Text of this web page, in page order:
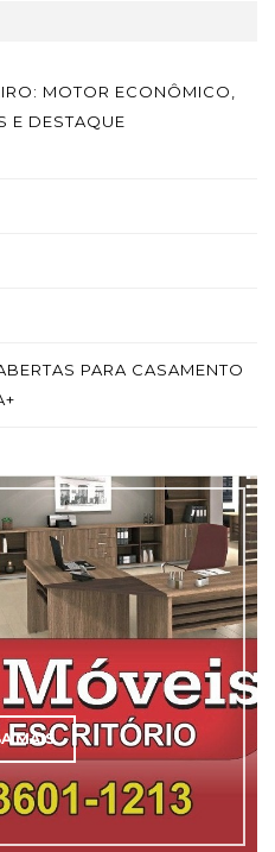
MOTOR ECONÔMICO,
E DESTAQUE
PARA CASAMENTO
MAIS